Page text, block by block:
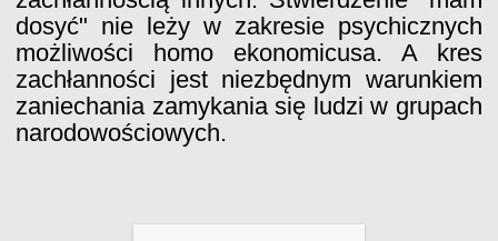
dosyć" nie leży w zakresie psychicznych
możliwości homo ekonomicusa. A kres
zachłanności jest niezbędnym warunkiem
zaniechania zamykania się ludzi w grupach
narodowościowych.